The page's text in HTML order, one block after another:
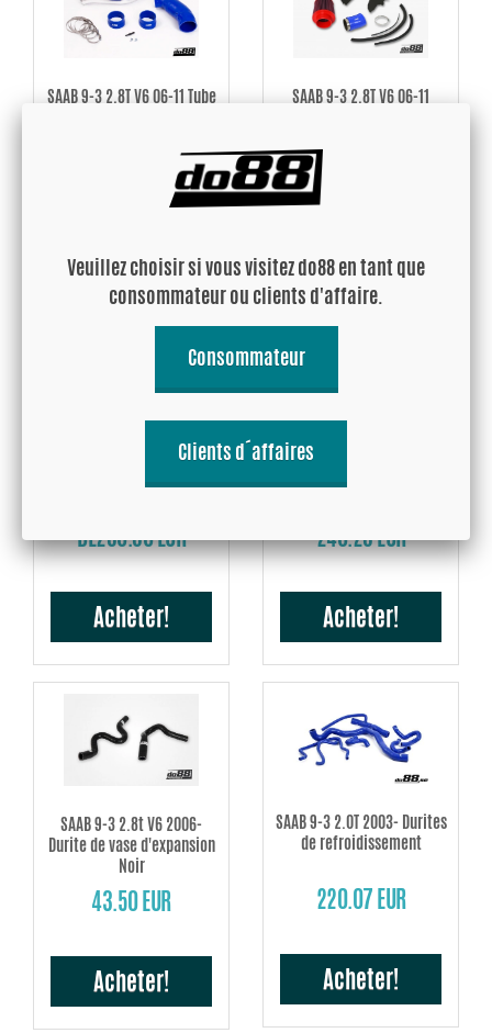
SAAB 9-3 2.8T V6 06-11 Tube
238.96 EUR
Acheter!
SAAB 9-3 2.8T V6 06-11
DE166.67 EUR
Acheter!
SAAB 9-3 2.0T 2005-
DE280.80 EUR
Acheter!
SAAB 9-3 2.8t V6 2006-
240.28 EUR
Acheter!
SAAB 9-3 2.8t V6 2006-
Durite de vase d'expansion
Noir
43.50 EUR
Acheter!
SAAB 9-3 2.0T 2003- Durites
de refroidissement
220.07 EUR
Acheter!
Veuillez choisir si vous visitez do88 en tant que
consommateur ou clients d'affaire.
Consommateur
Clients d´affaires